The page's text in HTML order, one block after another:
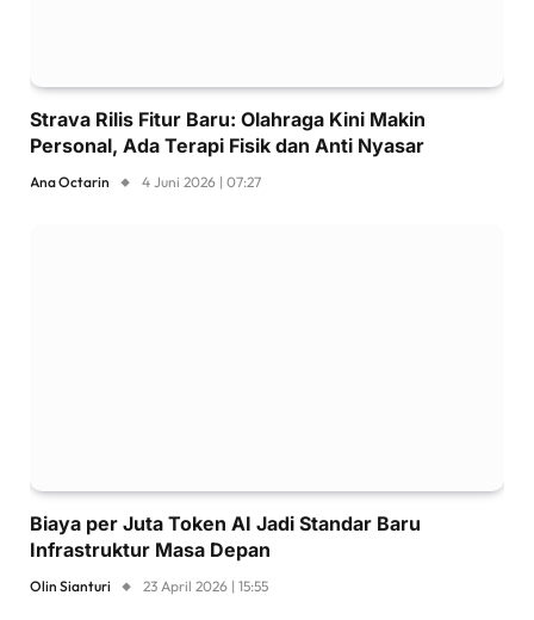
Strava Rilis Fitur Baru: Olahraga Kini Makin
Personal, Ada Terapi Fisik dan Anti Nyasar
Ana Octarin 4 Juni 2026 | 07:27
Biaya per Juta Token AI Jadi Standar Baru
Infrastruktur Masa Depan
Olin Sianturi 23 April 2026 | 15:55